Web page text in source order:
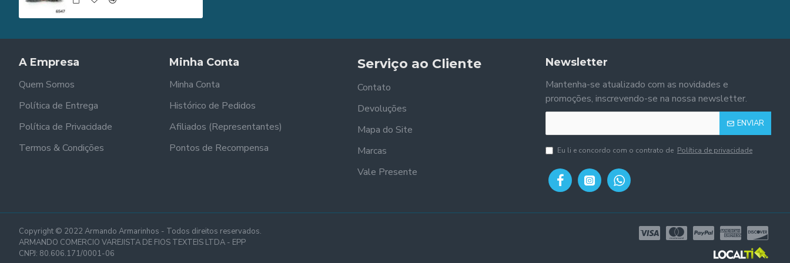
A Empresa
Quem Somos
Política de Entrega
Política de Privacidade
Termos & Condições
Minha Conta
Minha Conta
Histórico de Pedidos
Afiliados (Representantes)
Pontos de Recompensa
Serviço ao Cliente
Contato
Devoluções
Mapa do Site
Marcas
Vale Presente
Newsletter
Mantenha-se atualizado com as novidades e
promoções, inscrevendo-se na nossa newsletter.
ENVIAR
Eu li e concordo com o contrato de Política de privacidade
Copyright © 2022 Armando Armarinhos - Todos direitos reservados.
ARMANDO COMERCIO VAREJISTA DE FIOS TEXTEIS LTDA - EPP
CNPJ: 80.606.171/0001-06